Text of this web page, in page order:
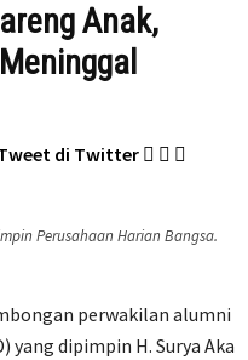
Anak,
di Twitter
Perusahaan Harian Bangsa.
perwakilan alumni
yang dipimpin H. Surya Aka